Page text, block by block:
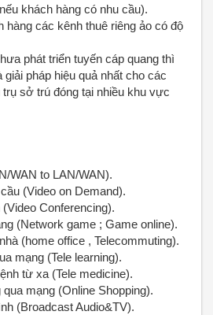
khách hàng có nhu cầu).
các kênh thuê riêng ảo có độ
phát triển tuyến cáp quang thì
pháp hiệu quả nhất cho các
trụ sở trú đóng tại nhiều khu vực
WAN to LAN/WAN).
(Video on Demand).
Conferencing).
(Network game ; Game online).
(home office , Telecommuting).
mạng (Tele learning).
từ xa (Tele medicine).
mạng (Online Shopping).
(Broadcast Audio&TV).